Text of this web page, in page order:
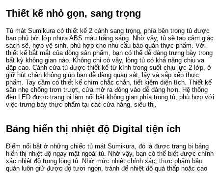
Thiết kế nhỏ gọn, sang trọng
Tủ mát Sumikura có thiết kế 2 cánh sang trọng, phía bên trong tủ được
bao phủ bởi lớp nhựa ABS màu trắng sáng. Nhờ vậy, tủ sẽ tạo cảm giác
sạch sẽ, hợp vệ sinh, phù hợp cho nhu cầu bảo quản thực phẩm. Với
thiết kế bắt mắt của dòng sản phẩm, bạn có thể dễ dàng trưng bày trong
bất kỳ không gian nào. Không chỉ có vậy, lòng tủ có khả năng chịu va
đập cao. Cánh cửa tủ được thiết kế từ kính trong suốt chịu lực 2 lớp, ở
giữ hút chân không giúp bạn dễ dàng quan sát, lấy và sắp xếp thực
phẩm. Tay cầm có thiết kế chìm chắc chắn, tiết kiệm diện tích. Thiết kế
sần nhẹ chống trơn trượt, cửa mở ra đóng vào dễ dàng hơn. Hệ thống
đèn LED được trang bị làm nổi bật không gian phía trong tủ, phù hợp với
việc trưng bày thực phẩm tại các cửa hàng, siêu thị.
Bảng hiển thị nhiệt độ Digital tiện ích
Điểm nổi bật ở những chiếc tủ mát Sumikura, đó là được trang bị bảng
hiển thị nhiệt độ ngay mặt ngoài tủ. Nhờ vậy, bạn có thể biết được chính
xác nhiệt độ trong lòng tủ. Nhờ mức nhiệt chính xác, thực phẩm bảo
quản luôn giữ được độ tươi ngon, tránh để nhiệt độ quá thấp hoặc cao